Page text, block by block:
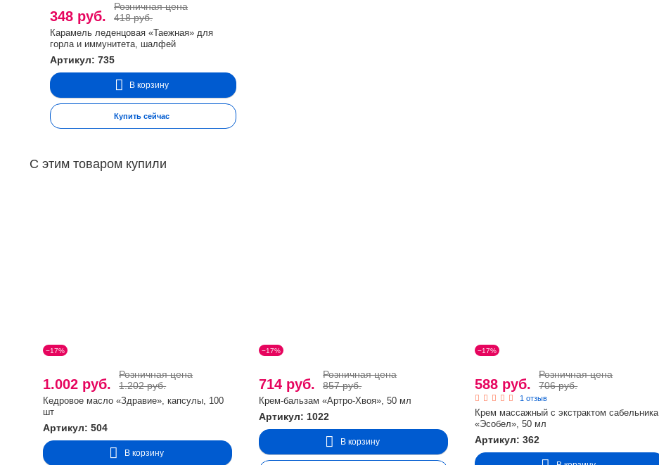
348 руб.
Розничная цена
418 руб.
Карамель леденцовая «Таежная» для
горла и иммунитета, шалфей
Артикул: 735
В корзину
Купить сейчас
С этим товаром купили
−17%
1.002 руб.
Розничная цена
1.202 руб.
Кедровое масло «Здравие», капсулы, 100
шт
Артикул: 504
В корзину
−17%
714 руб.
Розничная цена
857 руб.
Крем-бальзам «Артро-Хвоя», 50 мл
Артикул: 1022
В корзину
−17%
588 руб.
Розничная цена
706 руб.
1 отзыв
Крем массажный с экстрактом сабельника
«Эсобел», 50 мл
Артикул: 362